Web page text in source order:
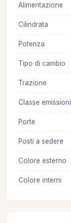
Alimentazione
Cilindrata
Potenza
Tipo di cambio
Trazione
Classe emissioni
Porte
Posti a sedere
Colore esterno
Colore interni